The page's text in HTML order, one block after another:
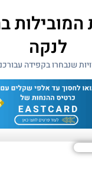
לנקה
שנבחרו בקפידה